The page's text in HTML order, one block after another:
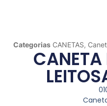
Categorias CANETAS,